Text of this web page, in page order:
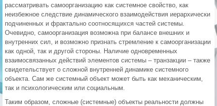
рассматривать самоорганизацию как системное свойство, как
неизбежное следствие динамического взаимодействия иерархически
подчиненных и фрактально соотносящихся частей системы.
Очевидно, самоорганизация возможна при балансе внешних и
внутренних сил, и возможно признать стремление к самоорганизации
как одной, так и другой стороны. Наличие одновременных
взаимосвязанных действий элементов системы – транзакции – также
свидетельствует о сложной внутренней динамике системного
объекта. Сам же системный объект может быть как механическим,
так и психологическим или социальным.
Таким образом, сложные (системные) объекты реальности должны